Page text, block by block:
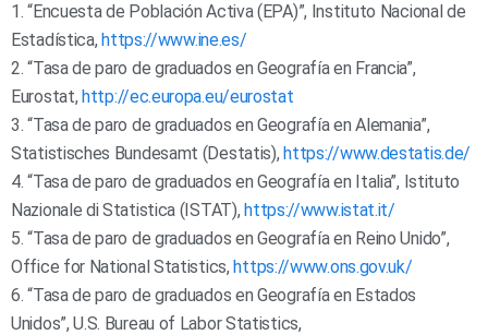
1. “Encuesta de Población Activa (EPA)”, Instituto Nacional de
Estadística, https://www.ine.es/
2. “Tasa de paro de graduados en Geografía en Francia”,
Eurostat, http://ec.europa.eu/eurostat
3. “Tasa de paro de graduados en Geografía en Alemania”,
Statistisches Bundesamt (Destatis), https://www.destatis.de/
4. “Tasa de paro de graduados en Geografía en Italia”, Istituto
Nazionale di Statistica (ISTAT), https://www.istat.it/
5. “Tasa de paro de graduados en Geografía en Reino Unido”,
Office for National Statistics, https://www.ons.gov.uk/
6. “Tasa de paro de graduados en Geografía en Estados
Unidos”, U.S. Bureau of Labor Statistics,